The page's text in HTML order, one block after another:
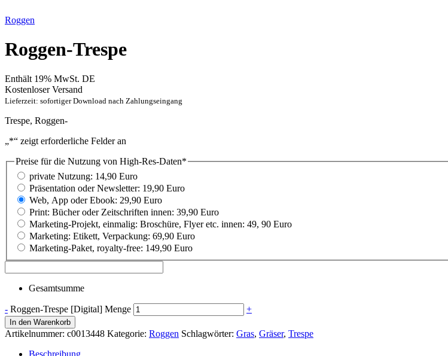
Roggen
Roggen-Trespe
Enthält 19% MwSt. DE
Kostenloser Versand
Lieferzeit: sofortiger Download nach Zahlungseingang
Trespe, Roggen-
„*“ zeigt erforderliche Felder an
Preise für die Nutzung von High-Res-Daten*
private Nutzung: 14,90 Euro
Präsentation oder Newsletter: 19,90 Euro
Web, App oder Ebook: 29,90 Euro
Print: Bücher oder Zeitschriften innen: 39,90 Euro
Marketing-Projekt, einmalig: Broschüre, Flyer etc. innen: 49, 90 Euro
Marketing: Etikett, Verpackung: 69,90 Euro
Marketing-Paket, royalty-free: 149,90 Euro
Gesamtsumme
- Roggen-Trespe [Digital] Menge +
In den Warenkorb
Artikelnummer: c0013448 Kategorie: Roggen Schlagwörter: Gras, Gräser, Trespe
Beschreibung